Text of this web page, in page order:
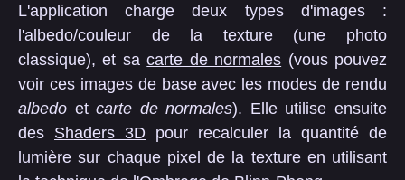
L'application charge deux types d'images :
l'albedo/couleur de la texture (une photo
classique), et sacarte de normales (vous pouvez
voir ces images de base avec les modes de rendu
albedo etcarte de normales). Elle utilise ensuite
des Shaders 3D pour recalculer la quantité de
lumière sur chaque pixel de la texture en utilisant